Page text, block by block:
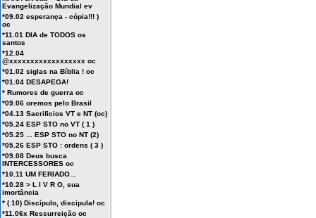
Evangelização Mundial ev
*09.02 esperança - cópia!!! )
oc
*11.01 DIA de TODOS os
santos
*12.04
@xxxxxxxxxxxxxxxxxx oc
*01.02 siglas na Bíblia ! oc
*01.04 DESAPEGA!
* Rumores de guerra oc
*09.06 oremos pelo Brasil
*04.13 Sacrificios VT e NT (oc)
*05.24 ESP STO no VT ( 1 )
*05.25 ... ESP STO no NT (2)
*05.26 ESP STO : ordens ( 3 )
*09.08 Deus busca
INTERCESSORES oc
*10.11 UM FERIADO...
*10.28 > L I V R O, sua
imortância
* ( 10) Discípulo, discipula! oc
*11.06x Ressurreição oc